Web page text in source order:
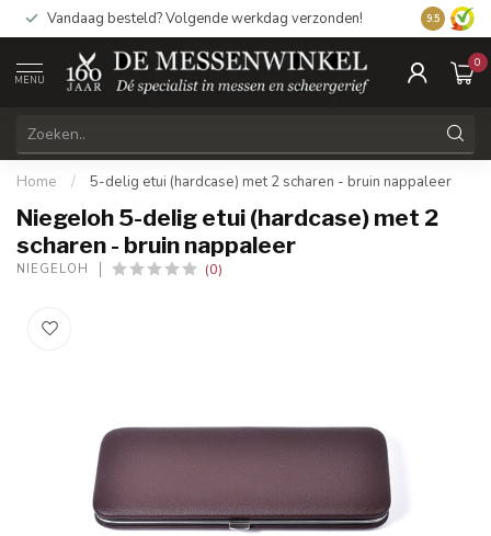
Vandaag besteld? Volgende werkdag verzonden! 9.5
MENU
0
Home / 5-delig etui (hardcase) met 2 scharen - bruin nappaleer
Niegeloh 5-delig etui (hardcase) met 2
scharen - bruin nappaleer
NIEGELOH (0)